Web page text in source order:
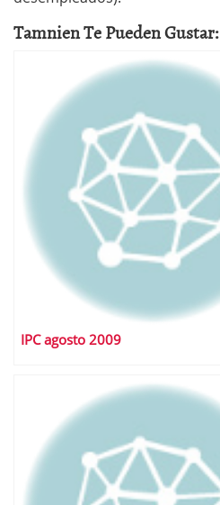
Tamnien Te Pueden Gustar:
IPC agosto 2009